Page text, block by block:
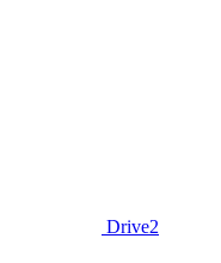
Drive2